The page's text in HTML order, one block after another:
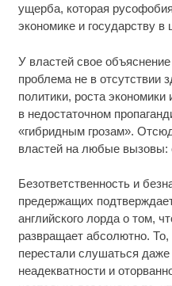
ущерба, которая
экономике и государству в
У властей свое
проблема не в отсутствии
политики, роста
в недостаточном
«гибридным грозам».
властей на любые
Безответственность и
предержащих
английского лорда о том,
развращает абсолютно.
перестали слушаться
неадекватности и